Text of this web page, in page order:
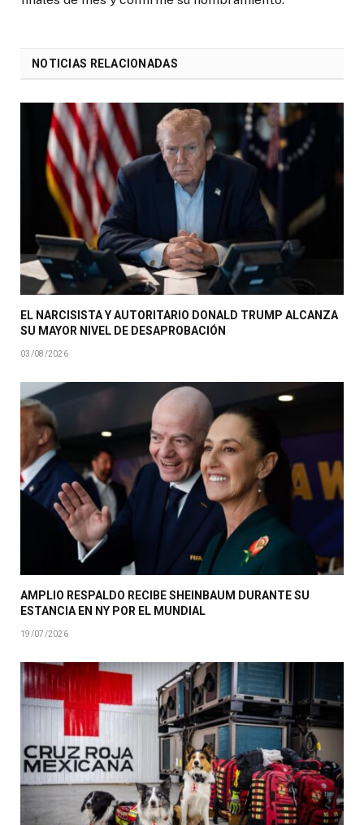
NOTICIAS RELACIONADAS
EL NARCISISTA Y AUTORITARIO DONALD TRUMP ALCANZA
SU MAYOR NIVEL DE DESAPROBACIÓN
03/08/2026
AMPLIO RESPALDO RECIBE SHEINBAUM DURANTE SU
ESTANCIA EN NY POR EL MUNDIAL
19/07/2026